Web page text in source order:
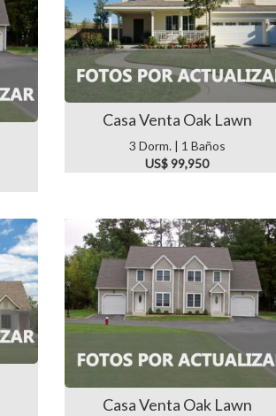
Casa Venta Oak Lawn
3 Dorm. | 1 Baños
US$ 99,950
Casa Venta Oak Lawn